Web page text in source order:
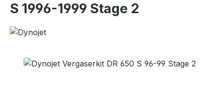
S 1996-1999 Stage 2
Bildergalerie überspringen